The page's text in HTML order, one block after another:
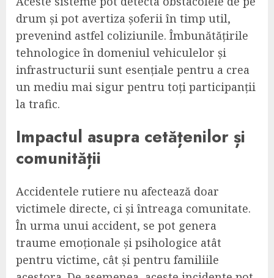
drum și pot avertiza șoferii în timp util,
prevenind astfel coliziunile. Îmbunătățirile
tehnologice în domeniul vehiculelor și
infrastructurii sunt esențiale pentru a crea
un mediu mai sigur pentru toți participanții
la trafic.
Impactul asupra cetățenilor și
comunității
Accidentele rutiere nu afectează doar
victimele directe, ci și întreaga comunitate.
În urma unui accident, se pot genera
traume emoționale și psihologice atât
pentru victime, cât și pentru familiile